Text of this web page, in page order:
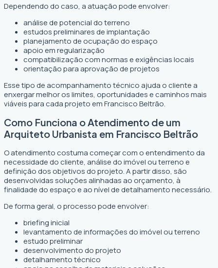
Dependendo do caso, a atuação pode envolver:
análise de potencial do terreno
estudos preliminares de implantação
planejamento de ocupação do espaço
apoio em regularização
compatibilização com normas e exigências locais
orientação para aprovação de projetos
Esse tipo de acompanhamento técnico ajuda o cliente a
enxergar melhor os limites, oportunidades e caminhos mais
viáveis para cada projeto em Francisco Beltrão.
Como Funciona o Atendimento de um
Arquiteto Urbanista em Francisco Beltrão
O atendimento costuma começar com o entendimento da
necessidade do cliente, análise do imóvel ou terreno e
definição dos objetivos do projeto. A partir disso, são
desenvolvidas soluções alinhadas ao orçamento, à
finalidade do espaço e ao nível de detalhamento necessário.
De forma geral, o processo pode envolver:
briefing inicial
levantamento de informações do imóvel ou terreno
estudo preliminar
desenvolvimento do projeto
detalhamento técnico